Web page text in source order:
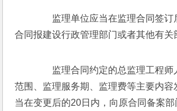
监理单位应当在监理合同签订
合同报建设行政管理部门或者其他有关
监理合同约定的总监理工程师
范围、监理服务期、监理费等主要内容
当在变更后的20日内，向原合同备案